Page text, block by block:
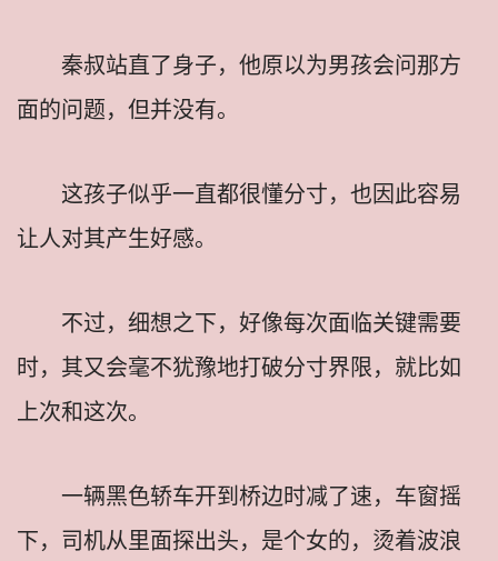
秦叔站直了身子，他原以为男孩会问那方
面的问题，但并没有。
这孩子似乎一直都很懂分寸，也因此容易
让人对其产生好感。
不过，细想之下，好像每次面临关键需要
时，其又会毫不犹豫地打破分寸界限，就比如
上次和这次。
一辆黑色轿车开到桥边时减了速，车窗摇
下，司机从里面探出头，是个女的，烫着波浪